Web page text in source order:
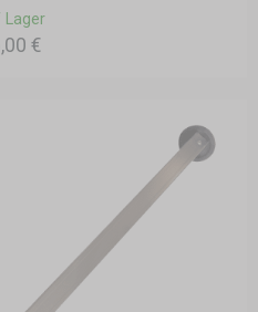
Lager
€